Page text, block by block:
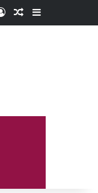
Kayıt OlRastgele Makale
Kenar